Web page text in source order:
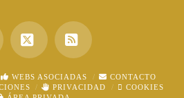
X RSS
WEBS ASOCIADAS
CONTACTO
PRIVACIDAD
COOKIES